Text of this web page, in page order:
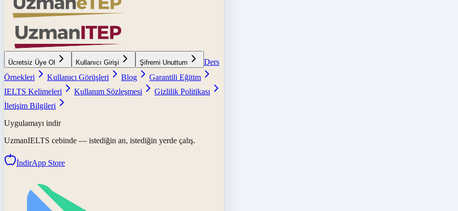
Ücretsiz Üye Ol Kullanıcı Girişi Şifremi Unuttum
Ders
Örnekleri
Kullanıcı Görüşleri Blog
Garantili Eğitim
IELTS Kelimeleri
Kullanım Sözleşmesi
Gizlilik Politikası
İletişim Bilgileri
Uygulamayı indir
UzmanIELTS cebinde — istediğin an, istediğin yerde çalış.
İndirApp Store